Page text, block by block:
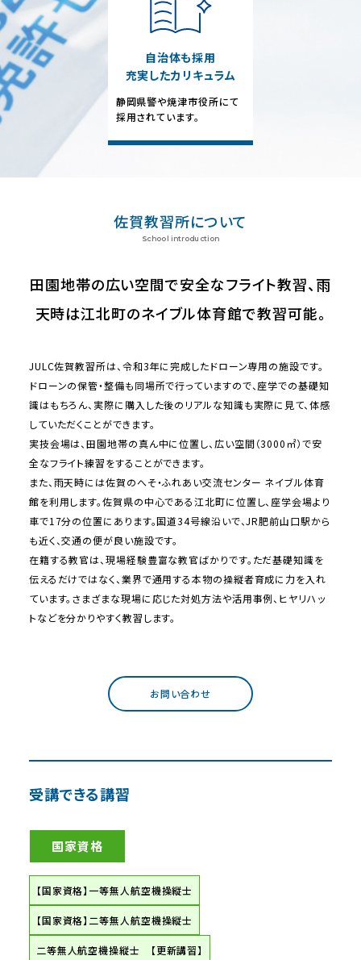
自治体も採用
充実したカリキュラム
静岡県警や焼津市役所にて
採用されています。
佐賀教習所について
School introduction
田園地帯の広い空間で安全なフライト教習、雨
天時は江北町のネイブル体育館で教習可能。
JULC佐賀教習所は、令和3年に完成したドローン専用の施設です。
ドローンの保管・整備も同場所で行っていますので、座学での基礎知
識はもちろん、実際に購入した後のリアルな知識も実際に見て、体感
していただくことができます。
実技会場は、田園地帯の真ん中に位置し、広い空間（3000㎡）で安
全なフライト練習をすることができます。
また、雨天時には佐賀のへそ・ふれあい交流センター ネイブル体育
館を利用します。佐賀県の中心である江北町に位置し、座学会場より
車で17分の位置にあります。国道34号線沿いで、JR肥前山口駅から
も近く、交通の便が良い施設です。
在籍する教官は、現場経験豊富な教官ばかりです。ただ基礎知識を
伝えるだけではなく、業界で通用する本物の操縦者育成に力を入れ
ています。さまざまな現場に応じた対処方法や活用事例、ヒヤリハッ
トなどを分かりやすく教習します。
お問い合わせ
受講できる講習
国家資格
【国家資格】一等無人航空機操縦士
【国家資格】二等無人航空機操縦士
二等無人航空機操縦士 【更新講習】